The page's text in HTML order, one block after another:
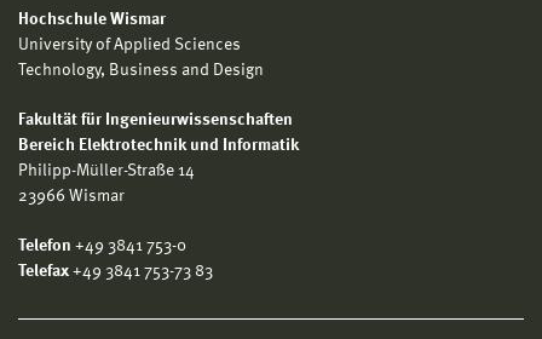
Hochschule Wismar
University of Applied Sciences
Technology, Business and Design
Fakultät für Ingenieurwissenschaften
Bereich Elektrotechnik und Informatik
Philipp-Müller-Straße 14
23966 Wismar
Telefon +49 3841 753-0
Telefax +49 3841 753-73 83